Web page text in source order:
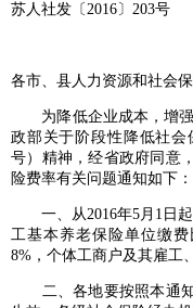
苏人社发〔2016〕203号
各市、县人力资源和社会
为降低企业成本，增强
政部关于阶段性降低社会
号）精神，经省政府同意
险费率有关问题通知如下：
一、从2016年5月1日起
工基本养老保险单位缴
8%，个体工商户及其雇工
二、各地要按照本通知